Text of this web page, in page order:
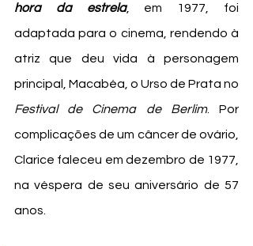
hora da estrela, em 1977, foi
adaptada para o cinema, rendendo à
atriz que deu vida à personagem
Festival de Cinema de Berlim. Por
complicações de um câncer de ovário,
Clarice faleceu em dezembro de 1977,
na véspera de seu aniversário de 57
anos.